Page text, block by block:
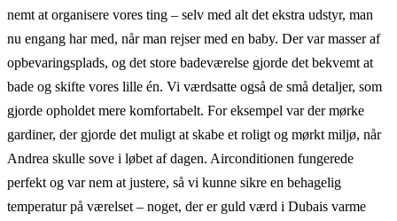
nemt at organisere vores ting – selv med alt det ekstra udstyr, man
nu engang har med, når man rejser med en baby. Der var masser af
opbevaringsplads, og det store badeværelse gjorde det bekvemt at
bade og skifte vores lille én. Vi værdsatte også de små detaljer, som
gjorde opholdet mere komfortabelt. For eksempel var der mørke
gardiner, der gjorde det muligt at skabe et roligt og mørkt miljø, når
Andrea skulle sove i løbet af dagen. Airconditionen fungerede
perfekt og var nem at justere, så vi kunne sikre en behagelig
temperatur på værelset – noget, der er guld værd i Dubais varme